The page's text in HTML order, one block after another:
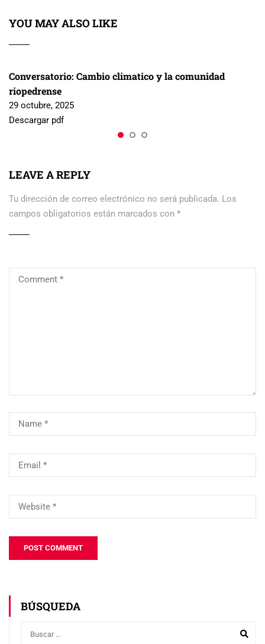
YOU MAY ALSO LIKE
Conversatorio: Cambio climatico y la comunidad
riopedrense
29 octubre, 2025
Descargar pdf
LEAVE A REPLY
Tu dirección de correo electrónico no será publicada. Los
campos obligatorios están marcados con *
BÚSQUEDA